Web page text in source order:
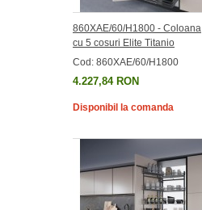
860XAE/60/H1800 - Coloana
cu 5 cosuri Elite Titanio
Cod: 860XAE/60/H1800
4.227,84 RON
Disponibil la comanda